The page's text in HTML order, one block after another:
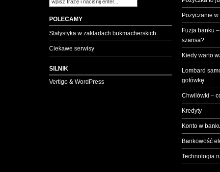
POLECAMY
Statystyka w zakładach bukmacherskich
Ciekawe serwisy
SILNIK
Vertigo & WordPress
Pożyczanie
Fuzja banku
szansa?
Kiedy warto
Lombard
gotówkę.
Chwilówki –
Kredyty
Konto w
Bankowość
Technologia